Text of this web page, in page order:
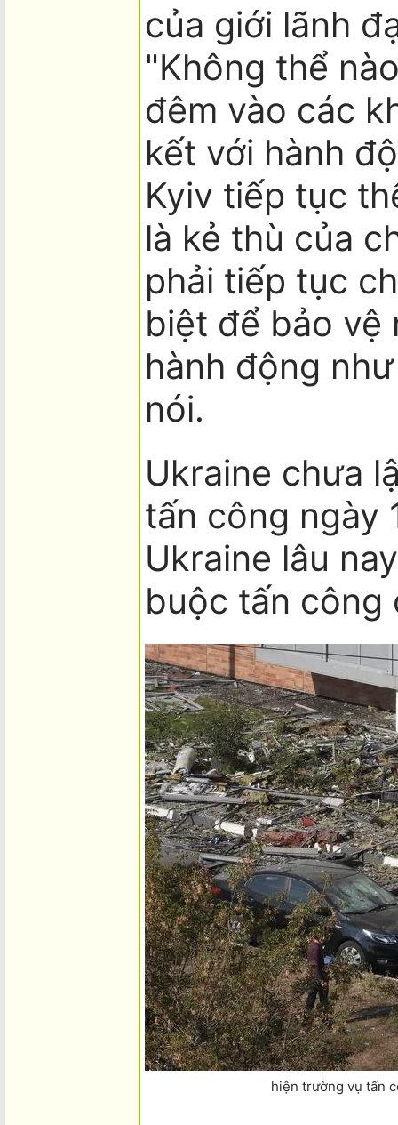
của giới lãnh
"Không thể
đêm vào các
kết với hành
Kyiv tiếp tục
là kẻ thù của
phải tiếp tục
biệt để bảo vệ
hành động
nói.
Ukraine chưa
tấn công ngày
Ukraine lâu
buộc tấn công
hiện trường vụ tấn